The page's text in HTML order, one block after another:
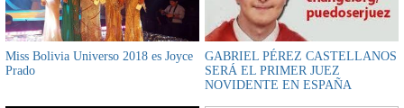
Miss Bolivia Universo 2018 es Joyce
Prado
GABRIEL PÉREZ CASTELLANOS
SERÁ EL PRIMER JUEZ
NOVIDENTE EN ESPAÑA